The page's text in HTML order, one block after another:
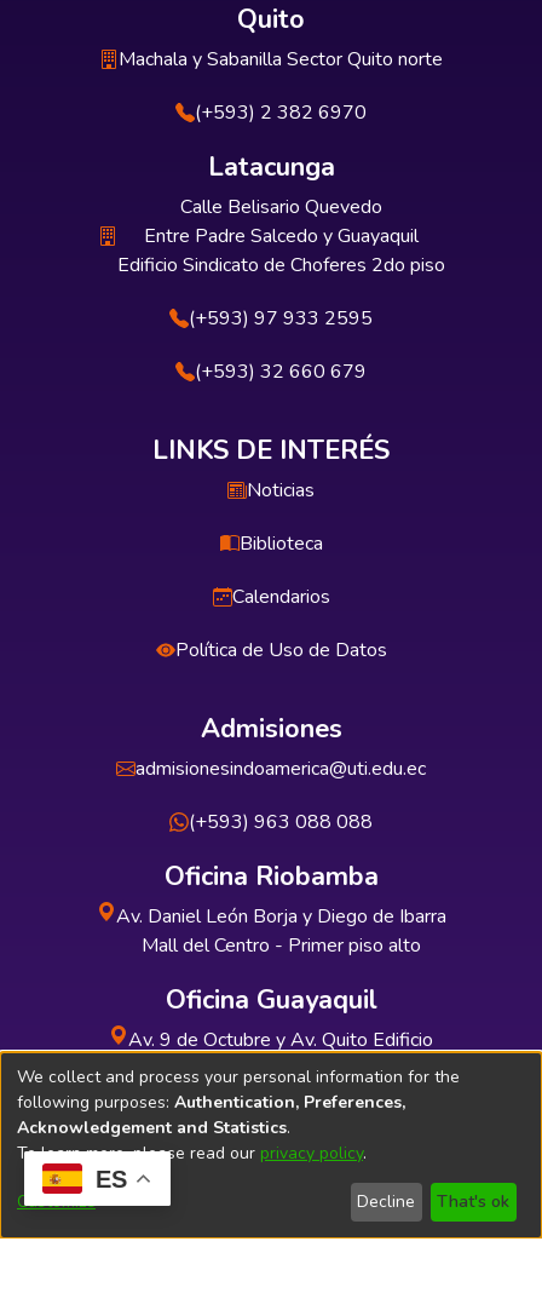
ES
Quito
Machala y Sabanilla Sector Quito norte
(+593) 2 382 6970
Latacunga
Calle Belisario Quevedo
Entre Padre Salcedo y Guayaquil
Edificio Sindicato de Choferes 2do piso
(+593) 97 933 2595
(+593) 32 660 679
LINKS DE INTERÉS
Noticias
Biblioteca
Calendarios
Política de Uso de Datos
Admisiones
admisionesindoamerica@uti.edu.ec
(+593) 963 088 088
Oficina Riobamba
Av. Daniel León Borja y Diego de Ibarra
Mall del Centro - Primer piso alto
Oficina Guayaquil
Av. 9 de Octubre y Av. Quito Edificio
INDUAUTO - Planta baja
Soporte Técnico Bibliolatino.com
We collect and process your personal information for the
following purposes: Authentication, Preferences,
Acknowledgement and Statistics.
To learn more, please read our privacy policy.
Customize Decline That's ok